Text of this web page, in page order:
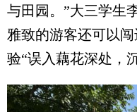
与田园。”大三学生
雅致的游客还可以
验“误入藕花深处，